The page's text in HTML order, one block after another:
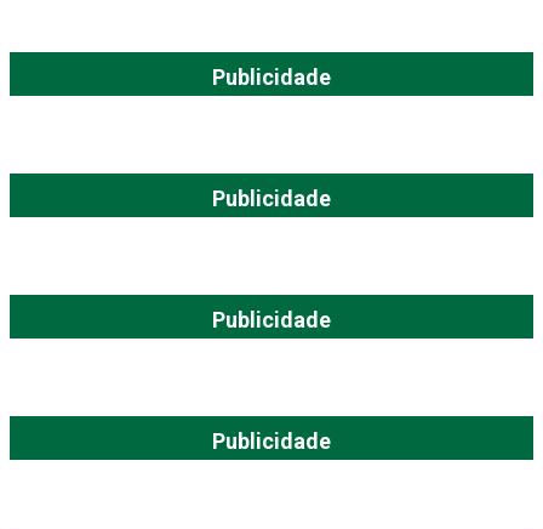
Publicidade
Publicidade
Publicidade
Publicidade